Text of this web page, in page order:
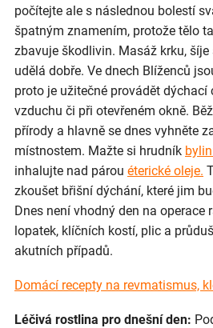
počítejte ale s následnou bolestí
špatným znamením, protože tělo
zbavuje škodlivin. Masáž krku,
udělá dobře. Ve dnech Blíženců
proto je užitečné provádět dýchací
vzduchu či při otevřeném okně.
přírody a hlavně se dnes vyhněte
místnostem. Mažte si hrudník
inhalujte nad párou éterické oleje.
zkoušet břišní dýchání, které jim
Dnes není vhodný den na operace
lopatek, klíčních kostí, plic a
akutních případů.
Domácí recepty na revmatismus,
Léčivá rostlina pro dnešní den: